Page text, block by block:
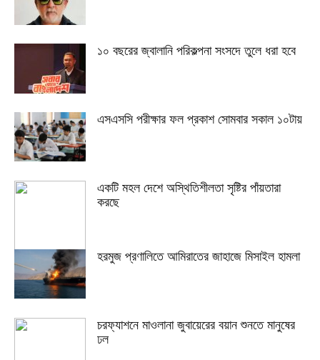
১০ বছরের জ্বালানি পরিকল্পনা সংসদে তুলে ধরা হবে
এসএসসি পরীক্ষার ফল প্রকাশ সোমবার সকাল ১০টায়
একটি মহল দেশে অস্থিতিশীলতা সৃষ্টির পাঁয়তারা
করছে
হরমুজ প্রণালিতে আমিরাতের জাহাজে মিসাইল হামলা
চরফ্যাশনে মাওলানা জুবায়েরের বয়ান শুনতে মানুষের
ঢল